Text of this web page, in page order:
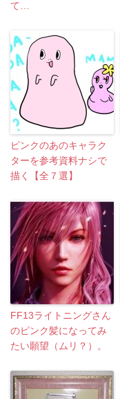
て…
ピンクのあのキャラク
ターを参考資料ナシで
描く【全７選】
FF13ライトニングさん
のピンク髪になってみ
たい願望（ムリ？）。